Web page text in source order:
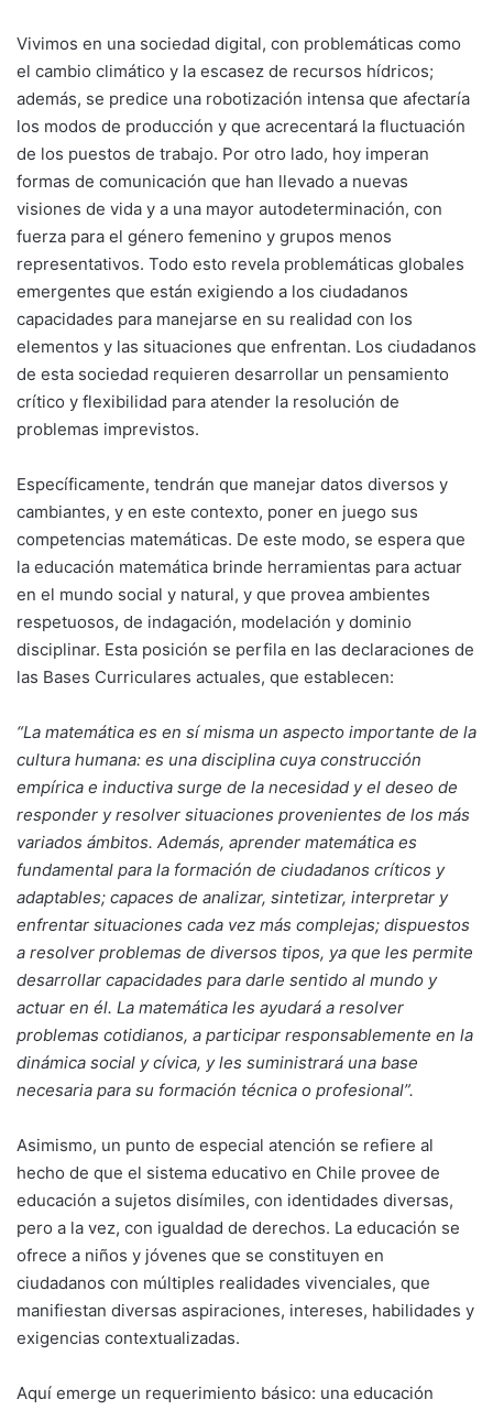
Vivimos en una sociedad digital, con problemáticas como
el cambio climático y la escasez de recursos hídricos;
además, se predice una robotización intensa que afectaría
los modos de producción y que acrecentará la fluctuación
de los puestos de trabajo. Por otro lado, hoy imperan
formas de comunicación que han llevado a nuevas
visiones de vida y a una mayor autodeterminación, con
fuerza para el género femenino y grupos menos
representativos. Todo esto revela problemáticas globales
emergentes que están exigiendo a los ciudadanos
capacidades para manejarse en su realidad con los
elementos y las situaciones que enfrentan. Los ciudadanos
de esta sociedad requieren desarrollar un pensamiento
crítico y flexibilidad para atender la resolución de
problemas imprevistos.
Específicamente, tendrán que manejar datos diversos y
cambiantes, y en este contexto, poner en juego sus
competencias matemáticas. De este modo, se espera que
la educación matemática brinde herramientas para actuar
en el mundo social y natural, y que provea ambientes
respetuosos, de indagación, modelación y dominio
disciplinar. Esta posición se perfila en las declaraciones de
las Bases Curriculares actuales, que establecen:
“La matemática es en sí misma un aspecto importante de la
cultura humana: es una disciplina cuya construcción
empírica e inductiva surge de la necesidad y el deseo de
responder y resolver situaciones provenientes de los más
variados ámbitos. Además, aprender matemática es
fundamental para la formación de ciudadanos críticos y
adaptables; capaces de analizar, sintetizar, interpretar y
enfrentar situaciones cada vez más complejas; dispuestos
a resolver problemas de diversos tipos, ya que les permite
desarrollar capacidades para darle sentido al mundo y
actuar en él. La matemática les ayudará a resolver
problemas cotidianos, a participar responsablemente en la
dinámica social y cívica, y les suministrará una base
necesaria para su formación técnica o profesional”.
Asimismo, un punto de especial atención se refiere al
hecho de que el sistema educativo en Chile provee de
educación a sujetos disímiles, con identidades diversas,
pero a la vez, con igualdad de derechos. La educación se
ofrece a niños y jóvenes que se constituyen en
ciudadanos con múltiples realidades vivenciales, que
manifiestan diversas aspiraciones, intereses, habilidades y
exigencias contextualizadas.
Aquí emerge un requerimiento básico: una educación